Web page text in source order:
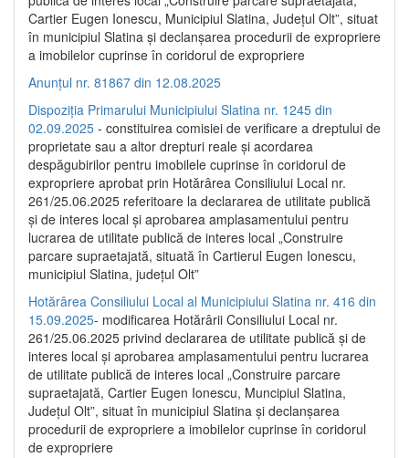
Cartier Eugen Ionescu, Municipiul Slatina, Județul Olt”, situat
în municipiul Slatina și declanșarea procedurii de expropriere
a imobilelor cuprinse în coridorul de expropriere
Anunțul nr. 81867 din 12.08.2025
Dispoziția Primarului Municipiului Slatina nr. 1245 din
02.09.2025 - constituirea comisiei de verificare a dreptului de
proprietate sau a altor drepturi reale și acordarea
despăgubirilor pentru imobilele cuprinse în coridorul de
expropriere aprobat prin Hotărârea Consiliului Local nr.
261/25.06.2025 referitoare la declararea de utilitate publică
și de interes local și aprobarea amplasamentului pentru
lucrarea de utilitate publică de interes local „Construire
parcare supraetajată, situată în Cartierul Eugen Ionescu,
municipiul Slatina, județul Olt”
Hotărârea Consiliului Local al Municipiului Slatina nr. 416 din
15.09.2025- modificarea Hotărârii Consiliului Local nr.
261/25.06.2025 privind declararea de utilitate publică și de
interes local și aprobarea amplasamentului pentru lucrarea
de utilitate publică de interes local „Construire parcare
supraetajată, Cartier Eugen Ionescu, Muncipiul Slatina,
Județul Olt”, situat în municipiul Slatina și declanșarea
procedurii de expropriere a imobilelor cuprinse în coridorul
de expropriere